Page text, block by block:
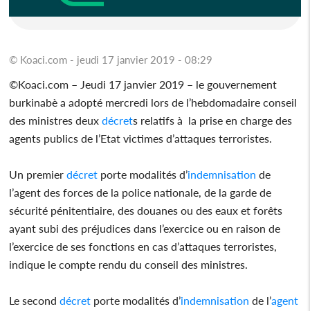
© Koaci.com - jeudi 17 janvier 2019 - 08:29
©Koaci.com – Jeudi 17 janvier 2019 – le gouvernement
burkinabè a adopté mercredi lors de l’hebdomadaire conseil
des ministres deuxdécrets relatifs à la prise en charge des
agents publics de l’Etat victimes d’attaques terroristes.
Un premierdécret porte modalités d’indemnisation de
l’agent des forces de la police nationale, de la garde de
sécurité pénitentiaire, des douanes ou des eaux et forêts
ayant subi des préjudices dans l’exercice ou en raison de
l’exercice de ses fonctions en cas d’attaques terroristes,
indique le compte rendu du conseil des ministres.
Le seconddécret porte modalités d’indemnisation de l’agent